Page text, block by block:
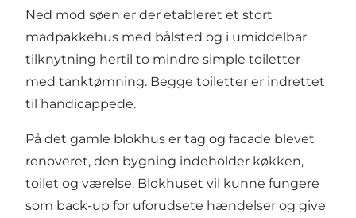
Ned mod søen er der etableret et stort
madpakkehus med bålsted og i umiddelbar
tilknytning hertil to mindre simple toiletter
med tanktømning. Begge toiletter er indrettet
til handicappede.
På det gamle blokhus er tag og facade blevet
renoveret, den bygning indeholder køkken,
toilet og værelse. Blokhuset vil kunne fungere
som back-up for uforudsete hændelser og give